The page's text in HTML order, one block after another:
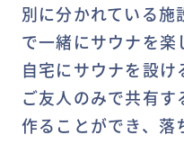
別に分かれている施
で一緒にサウナを楽
自宅にサウナを設け
ご友人のみで共有
作ることができ、落